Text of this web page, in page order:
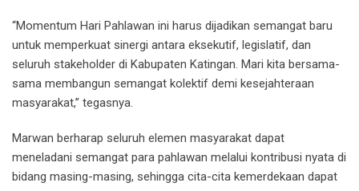
“Momentum Hari Pahlawan ini harus dijadikan semangat baru
untuk memperkuat sinergi antara eksekutif, legislatif, dan
seluruh stakeholder di Kabupaten Katingan. Mari kita bersama-
sama membangun semangat kolektif demi kesejahteraan
masyarakat,” tegasnya.
Marwan berharap seluruh elemen masyarakat dapat
meneladani semangat para pahlawan melalui kontribusi nyata di
bidang masing-masing, sehingga cita-cita kemerdekaan dapat